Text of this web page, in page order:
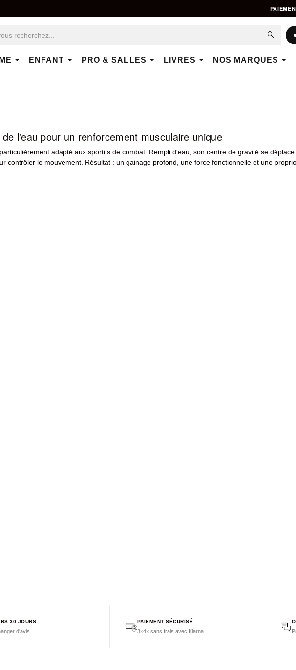
ENFANT PRO & SALLES LIVRES NOS MARQUES
search
l'eau pour un renforcement musculaire unique
adapté aux sportifs de combat. Rempli d'eau, son centre de gravité se
contrôler le mouvement. Résultat : un gainage profond, une force fonctionnelle et une
30 JOURS
d'avis
PAIEMENT SÉCURISÉ
3×4× sans frais avec Klarna